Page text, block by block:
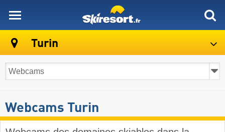
Turin
Webcams Turin